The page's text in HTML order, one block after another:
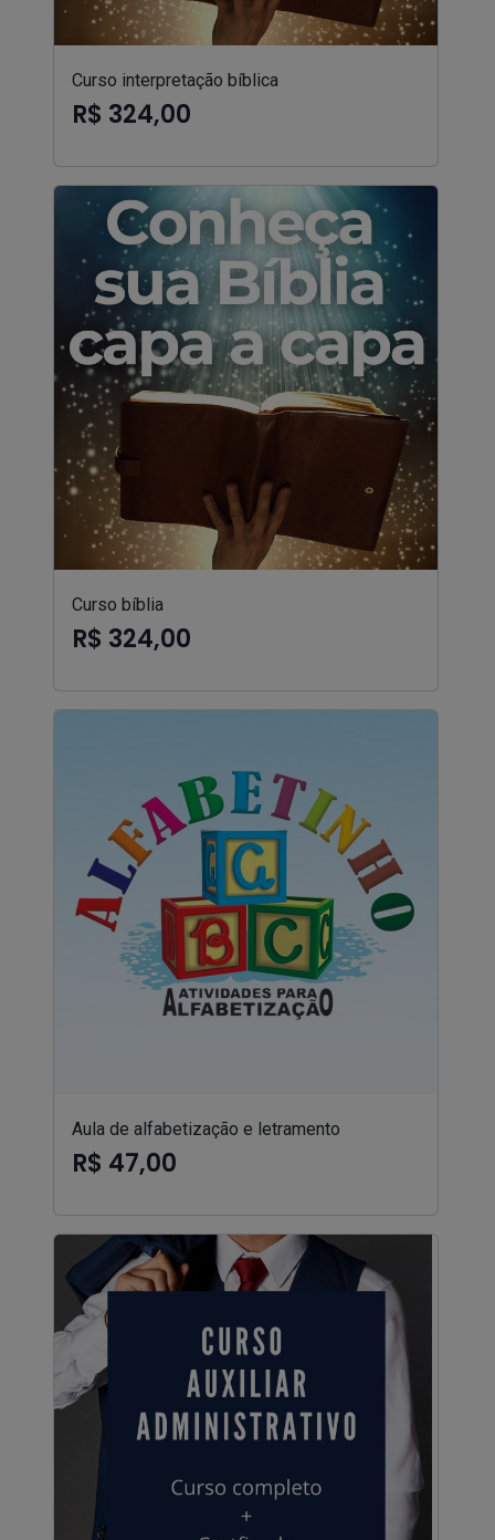
Curso interpretação bíblica
R$ 324,00
Curso bíblia
R$ 324,00
Aula de alfabetização e letramento
R$ 47,00